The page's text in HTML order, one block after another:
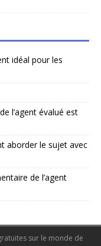
idéal pour les
l’agent évalué est
aborder le sujet avec
de l’agent
sur le monde de